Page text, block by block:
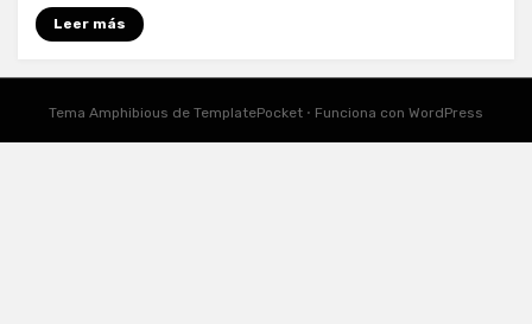
Leer más
Tema Amphibious de TemplatePocket ⋅ Funciona con WordPress